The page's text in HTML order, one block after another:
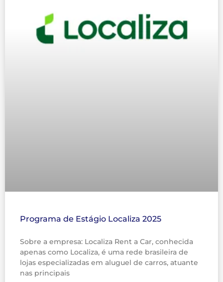
Programa de Estágio Localiza 2025
Sobre a empresa: Localiza Rent a Car, conhecida
apenas como Localiza, é uma rede brasileira de
lojas especializadas em aluguel de carros, atuante
nas principais